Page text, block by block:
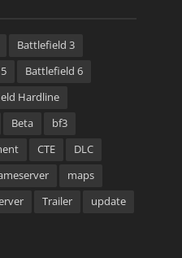
Battlefield 3
Battlefield 6
Hardline
Beta
bf3
CTE
DLC
maps
Trailer
update